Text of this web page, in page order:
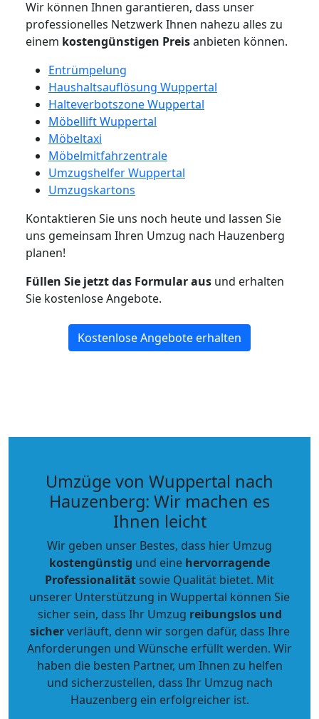
Wir können Ihnen garantieren, dass unser
professionelles Netzwerk Ihnen nahezu alles zu
einem kostengünstigen Preisanbieten können.
Entrümpelung
Haushaltsauflösung Wuppertal
Halteverbotszone Wuppertal
Möbellift Wuppertal
Möbeltaxi
Möbelmitfahrzentrale
Umzugshelfer Wuppertal
Umzugskartons
Kontaktieren Sie uns noch heute und lassen Sie
uns gemeinsam Ihren Umzug nach Hauzenberg
planen!
Füllen Sie jetzt das Formular aus und erhalten
Sie kostenlose Angebote.
Kostenlose Angebote erhalten
Umzüge von Wuppertal nach
Hauzenberg: Wir machen es
Ihnen leicht
Wir geben unser Bestes, dass hier Umzug
kostengünstig und eine hervorragende
Professionalitätsowie Qualität bietet. Mit
unserer Unterstützung in Wuppertal können Sie
sicher sein, dass Ihr Umzug reibungslos und
sicherverläuft, denn wir sorgen dafür, dass Ihre
Anforderungen und Wünsche erfüllt werden. Wir
haben die besten Partner, um Ihnen zu helfen
und sicherzustellen, dass Ihr Umzug nach
Hauzenberg ein erfolgreicher ist.